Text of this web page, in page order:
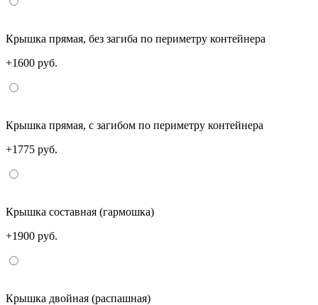
Крышка прямая, без загиба по периметру контейнера
+1600 руб.
Крышка прямая, с загибом по периметру контейнера
+1775 руб.
Крышка составная (гармошка)
+1900 руб.
Крышка двойная (распашная)